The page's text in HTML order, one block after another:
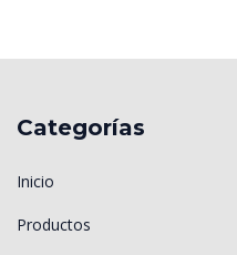
Categorías
Inicio
Productos